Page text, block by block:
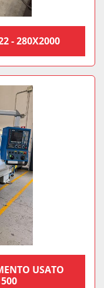
- 280X2000
USATO